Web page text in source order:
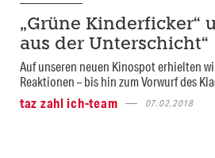
„Grüne Kinderficker“
aus der Unterschicht“
Auf unseren neuen Kinospot erhielten
Reaktionen – bis hin zum Vorwurf des
taz zahl ich-team
07.02.2018